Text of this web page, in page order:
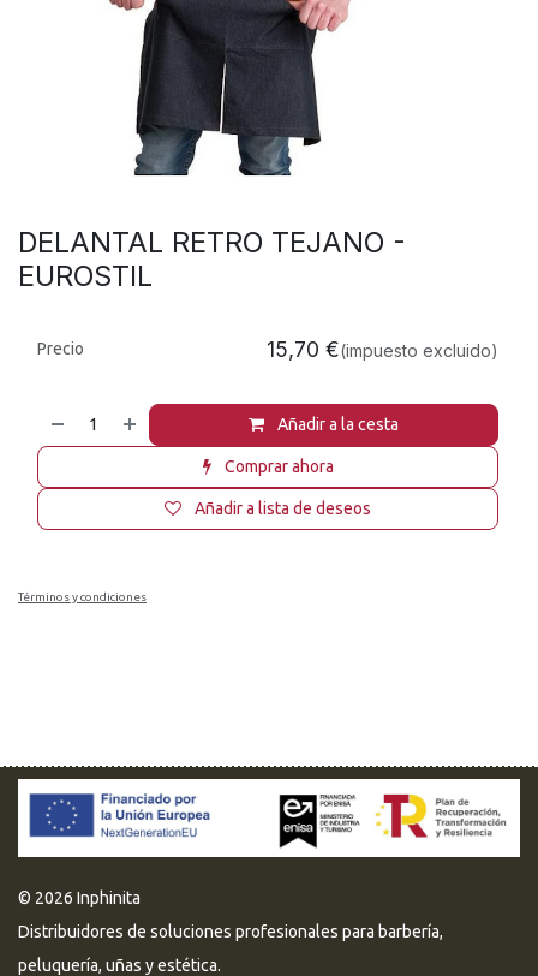
DELANTAL RETRO TEJANO -
EUROSTIL
Añadir a la cesta
Comprar ahora
Añadir a lista de deseos
Precio 15,70 €(impuesto excluido)
Términos y condiciones
© 2026 Inphinita
Distribuidores de soluciones profesionales para barbería,
peluquería, uñas y estética.